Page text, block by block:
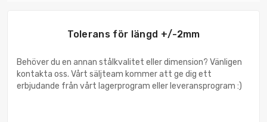
Tolerans för längd +/-2mm
Behöver du en annan stålkvalitet eller dimension? Vänligen
kontakta oss. Vårt säljteam kommer att ge dig ett
erbjudande från vårt lagerprogram eller leveransprogram :)